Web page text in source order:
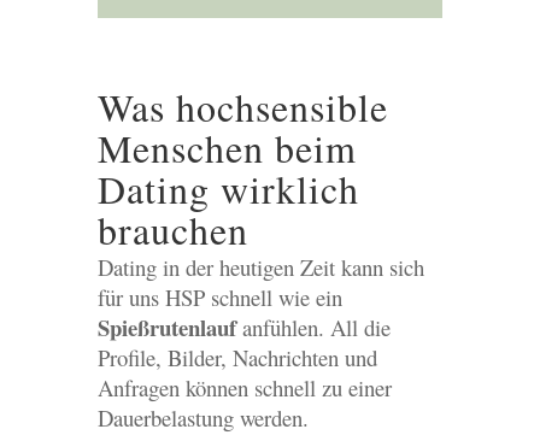
Was hochsensible
Menschen beim
Dating wirklich
brauchen
Dating in der heutigen Zeit kann sich
für uns HSP schnell wie ein
Spießrutenlaufanfühlen. All die
Profile, Bilder, Nachrichten und
Anfragen können schnell zu einer
Dauerbelastung werden.